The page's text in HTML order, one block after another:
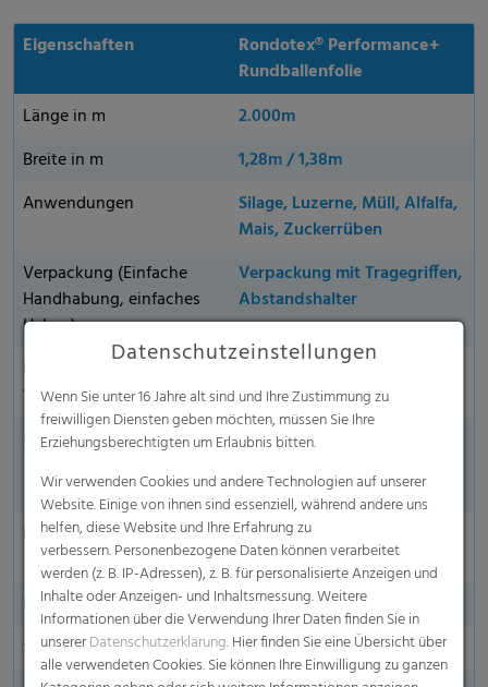
Eigenschaften
Rondotex® Performance+
Rundballenfolie
Länge in m
2.000m
Breite in m
1,28m / 1,38m
Anwendungen
Silage, Luzerne, Müll, Alfalfa,
Mais, Zuckerrüben
Verpackung (Einfache
Handhabung, einfaches
Heben)
Verpackung mit Trage­griffen,
Abstandshalter
1,23 m
Mindestumwicklungen
Silage, Luzerne, Müll, Alfalfa:
4.2
Kantenabdeckung
Edge-to-Edge- & Cover-
Edge-Performance
UV-Stabilität
nein
Seitenmarkierung
Datenschutzeinstellungen
Wenn Sie unter 16 Jahre alt sind und Ihre Zustimmung zu
freiwilligen Diensten geben möchten, müssen Sie Ihre
Erziehungsberechtigten um Erlaubnis bitten.
Wir verwenden Cookies und andere Technologien auf unserer
Website. Einige von ihnen sind essenziell, während andere uns
helfen, diese Website und Ihre Erfahrung zu
verbessern. Personenbezogene Daten können verarbeitet
werden (z. B. IP-Adressen), z. B. für personalisierte Anzeigen und
Inhalte oder Anzeigen- und Inhaltsmessung. Weitere
Informationen über die Verwendung Ihrer Daten finden Sie in
unsererDatenschutzerklärung. Hier finden Sie eine Übersicht über
alle verwendeten Cookies. Sie können Ihre Einwilligung zu ganzen